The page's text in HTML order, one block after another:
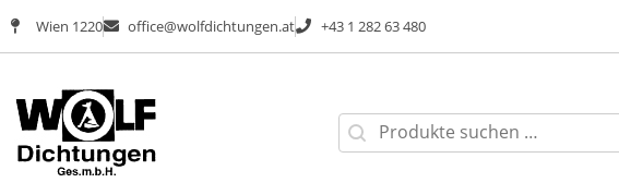
Wien 1220 office@wolfdichtungen.at +43 1 282 63 480